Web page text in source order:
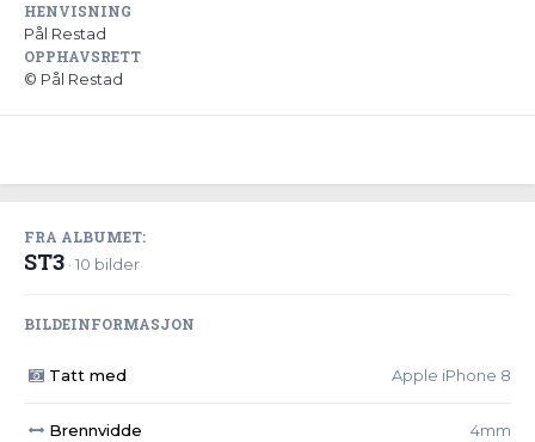
HENVISNING
Pål Restad
OPPHAVSRETT
© Pål Restad
FRA ALBUMET:
ST3 · 10 bilder
BILDEINFORMASJON
Tatt med Apple iPhone 8
Brennvidde 4mm